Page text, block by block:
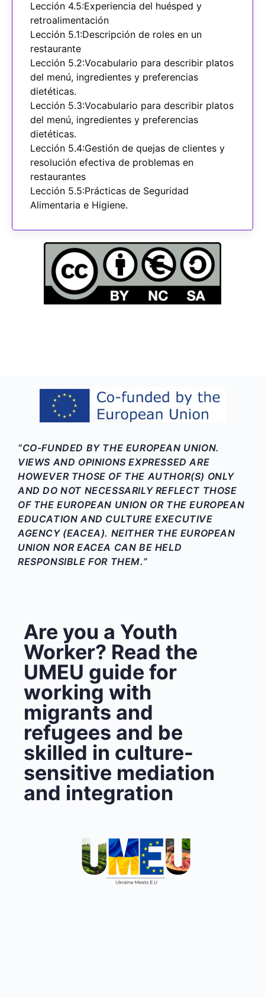
Lección 4.5:Experiencia del huésped y
retroalimentación
Lección 5.1:Descripción de roles en un
restaurante
Lección 5.2:Vocabulario para describir platos
del menú, ingredientes y preferencias
dietéticas.
Lección 5.3:Vocabulario para describir platos
del menú, ingredientes y preferencias
dietéticas.
Lección 5.4:Gestión de quejas de clientes y
resolución efectiva de problemas en
restaurantes
Lección 5.5:Prácticas de Seguridad
Alimentaria e Higiene.
“CO-FUNDED BY THE EUROPEAN UNION.
VIEWS AND OPINIONS EXPRESSED ARE
HOWEVER THOSE OF THE AUTHOR(S) ONLY
AND DO NOT NECESSARILY REFLECT THOSE
OF THE EUROPEAN UNION OR THE EUROPEAN
EDUCATION AND CULTURE EXECUTIVE
AGENCY (EACEA). NEITHER THE EUROPEAN
UNION NOR EACEA CAN BE HELD
RESPONSIBLE FOR THEM.”
Are you a Youth
Worker? Read the
UMEU guide for
working with
migrants and
refugees and be
skilled in culture-
sensitive mediation
and integration